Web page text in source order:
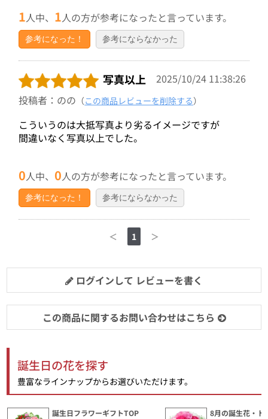
1人中、 1人の方が参考になったと言っています。
参考になった！ 参考にならなかった
写真以上
2025/10/24 11:38:26
投稿者：のの （この商品レビューを削除する）
こういうのは大抵写真より劣るイメージですが
間違いなく写真以上でした。
0人中、0人の方が参考になったと言っています。
参考になった！ 参考にならなかった
＜ 1 ＞
ログインして レビューを書く
この商品に関するお問い合わせはこちら
誕生日の花を探す
豊富なラインナップからお選びいただけます。
誕生日フラワーギフトTOP 8月の誕生花・ト